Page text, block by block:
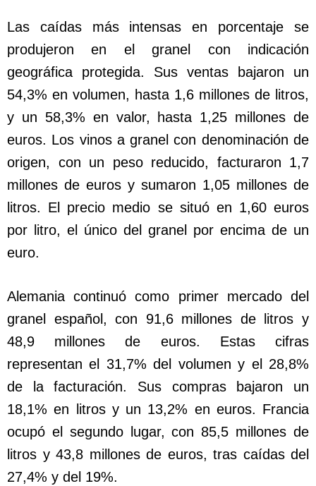
Las caídas más intensas en porcentaje se
produjeron en el granel con indicación
geográfica protegida. Sus ventas bajaron un
54,3% en volumen, hasta 1,6 millones de litros,
y un 58,3% en valor, hasta 1,25 millones de
euros. Los vinos a granel con denominación de
origen, con un peso reducido, facturaron 1,7
millones de euros y sumaron 1,05 millones de
litros. El precio medio se situó en 1,60 euros
por litro, el único del granel por encima de un
euro.
Alemania continuó como primer mercado del
granel español, con 91,6 millones de litros y
48,9 millones de euros. Estas cifras
representan el 31,7% del volumen y el 28,8%
de la facturación. Sus compras bajaron un
18,1% en litros y un 13,2% en euros. Francia
ocupó el segundo lugar, con 85,5 millones de
litros y 43,8 millones de euros, tras caídas del
27,4% y del 19%.